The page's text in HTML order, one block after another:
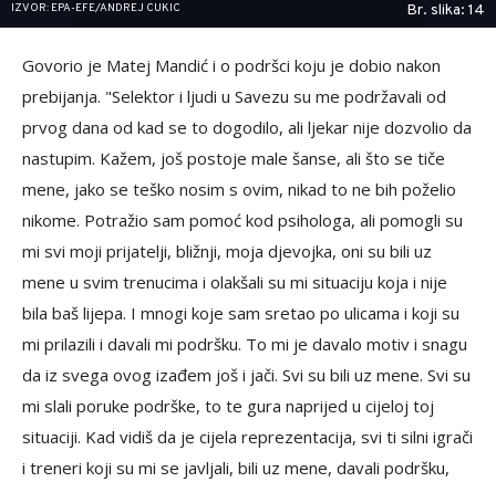
IZVOR: EPA-EFE/ANDREJ CUKIC Br. slika: 14
Govorio je Matej Mandić i o podršci koju je dobio nakon
prebijanja. "Selektor i ljudi u Savezu su me podržavali od
prvog dana od kad se to dogodilo, ali ljekar nije dozvolio da
nastupim. Kažem, još postoje male šanse, ali što se tiče
mene, jako se teško nosim s ovim, nikad to ne bih poželio
nikome. Potražio sam pomoć kod psihologa, ali pomogli su
mi svi moji prijatelji, bližnji, moja djevojka, oni su bili uz
mene u svim trenucima i olakšali su mi situaciju koja i nije
bila baš lijepa. I mnogi koje sam sretao po ulicama i koji su
mi prilazili i davali mi podršku. To mi je davalo motiv i snagu
da iz svega ovog izađem još i jači. Svi su bili uz mene. Svi su
mi slali poruke podrške, to te gura naprijed u cijeloj toj
situaciji. Kad vidiš da je cijela reprezentacija, svi ti silni igrači
i treneri koji su mi se javljali, bili uz mene, davali podršku,